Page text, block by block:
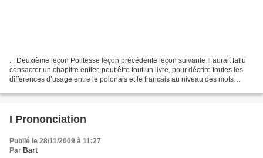
. . Deuxième leçon Politesse leçon précédente leçon suivante Il aurait fallu
consacrer un chapitre entier, peut être tout un livre, pour décrire toutes les
différences d’usage entre le polonais et le français au niveau des mots
I Prononciation
Publié le 28/11/2009 à 11:27
Par Bart